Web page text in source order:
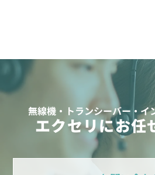
無線機・トランシーバー・イ
エクセリにお任